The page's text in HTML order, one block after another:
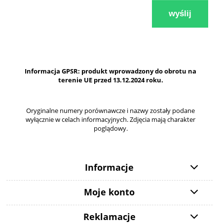
wyślij
Informacja GPSR: produkt wprowadzony do obrotu na
terenie UE przed 13.12.2024 roku.
Oryginalne numery porównawcze i nazwy zostały podane
wyłącznie w celach informacyjnych. Zdjęcia mają charakter
poglądowy.
Informacje
Moje konto
Reklamacje